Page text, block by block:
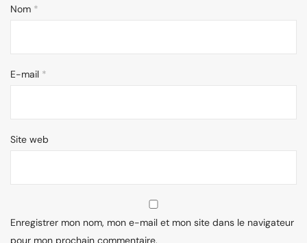
Nom *
E-mail *
Site web
Enregistrer mon nom, mon e-mail et mon site dans le navigateur